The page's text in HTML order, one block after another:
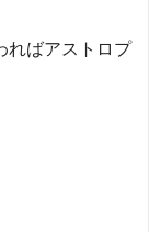
ればアストロプ